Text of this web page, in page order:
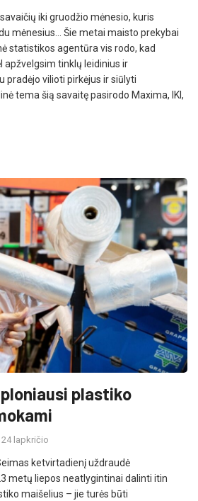
iki gruodžio mėnesio, kuris
mėnesius… Šie metai maisto prekybai
statistikos agentūra vis rodo, kad
apžvelgsim tinklų leidinius ir
pradėjo vilioti pirkėjus ir siūlyti
tema šią savaitę pasirodo Maxima, IKI,
plastiko
24 lapkričio
ketvirtadienį uždraudė
metų liepos neatlygintinai dalinti itin
maišelius – jie turės būti